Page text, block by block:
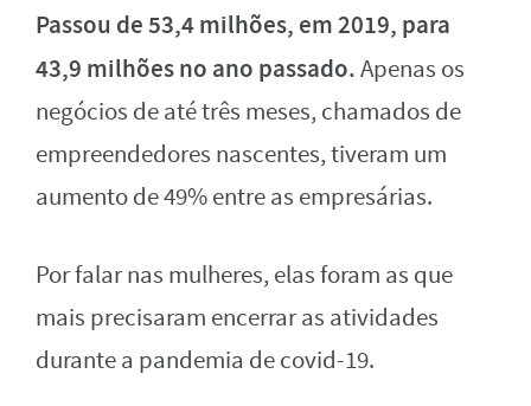
Passou de 53,4 milhões, em 2019, para
43,9 milhões no ano passado.Apenas os
negócios de até três meses, chamados de
empreendedores nascentes, tiveram um
aumento de 49% entre as empresárias.
Por falar nas mulheres, elas foram as que
mais precisaram encerrar as atividades
durante a pandemia de covid-19.